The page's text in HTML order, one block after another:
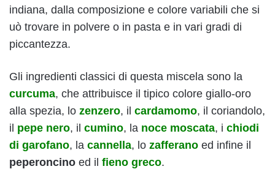
indiana, dalla composizione e colore variabili che si
uò trovare in polvere o in pasta e in vari gradi di
piccantezza.
Gli ingredienti classici di questa miscela sono la
curcuma, che attribuisce il tipico colore giallo-oro
alla spezia, lo zenzero, il cardamomo, il coriandolo,
il pepe nero, il cumino, la noce moscata, i chiodi
di garofano, la cannella, lo zafferano ed infine il
peperoncino ed il fieno greco.